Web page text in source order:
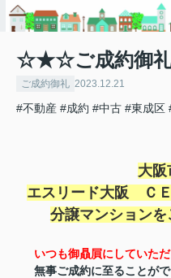
☆★☆ご成約御
ご成約御礼 2023.12.21
#不動産 #成約 #中古 #東成区
大阪
エスリード大阪 Ｃ
分譲マンションを
いつも御贔屓にしていた
無事ご成約に至ることがで